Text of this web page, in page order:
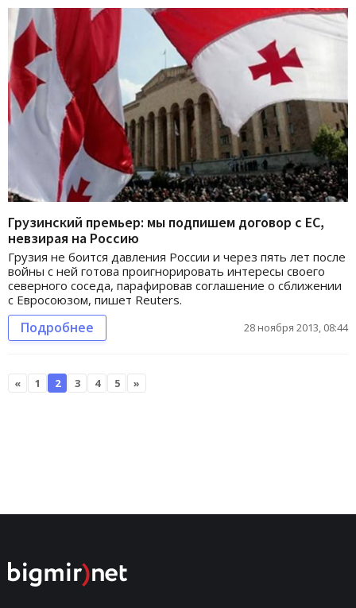
Грузинский премьер: мы подпишем договор с ЕС,
невзирая на Россию
Грузия не боится давления России и через пять лет после
войны с ней готова проигнорировать интересы своего
северного соседа, парафировав соглашение о сближении
с Евросоюзом, пишет Reuters.
Подробнее 28 ноября 2013, 08:44
« 1 2 3 4 5 »